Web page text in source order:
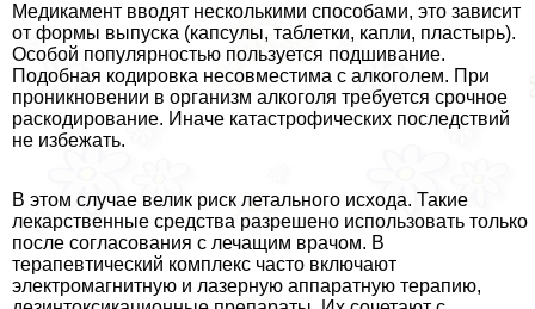
Медикамент вводят несколькими способами, это зависит
от формы выпуска (капсулы, таблетки, капли, пластырь).
Особой популярностью пользуется подшивание.
Подобная кодировка несовместима с алкоголем. При
проникновении в организм алкоголя требуется срочное
раскодирование. Иначе катастрофических последствий
не избежать.
В этом случае велик риск летального исхода. Такие
лекарственные средства разрешено использовать только
после согласования с лечащим врачом. В
терапевтический комплекс часто включают
электромагнитную и лазерную аппаратную терапию,